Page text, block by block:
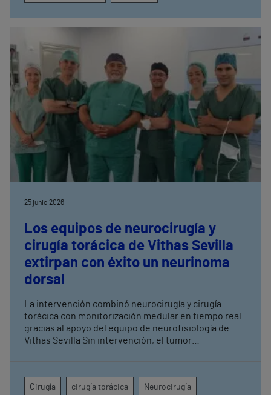
25 junio 2026
Los equipos de neurocirugía y
cirugía torácica de Vithas Sevilla
extirpan con éxito un neurinoma
dorsal
La intervención combinó neurocirugía y cirugía
torácica con monitorización medular en tiempo real
gracias al apoyo del equipo de neurofisiología de
Vithas Sevilla Sin intervención, el tumor
cadera hasta la región perianal
Cirugía cirugía torácica Neurocirugía